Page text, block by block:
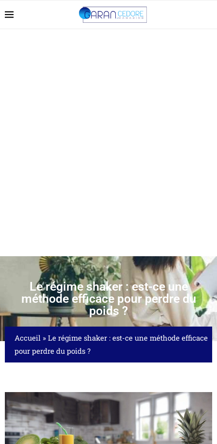
Le régime shaker : est-ce une
méthode efficace pour perdre du
poids ?
Accueil » Le régime shaker : est-ce une méthode efficace
pour perdre du poids ?